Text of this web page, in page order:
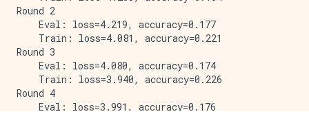
Round 2
    Eval: loss=4.219, accuracy=0.177
    Train: loss=4.081, accuracy=0.221
Round 3
    Eval: loss=4.080, accuracy=0.174
    Train: loss=3.940, accuracy=0.226
Round 4
    Eval: loss=3.991, accuracy=0.176